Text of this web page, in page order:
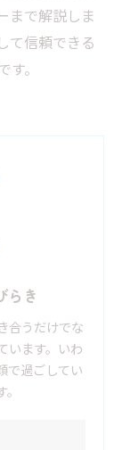
まで解説しま
て信頼できる
。
らき
合うだけでな
います。いわ
で過ごしてい